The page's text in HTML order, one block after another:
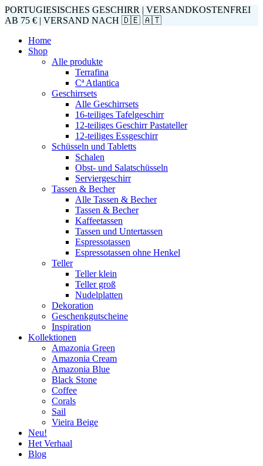
PORTUGIESISCHES GESCHIRR | VERSANDKOSTENFREI
AB 75 € | VERSAND NACH 🇩🇪 🇦🇹
Home
Shop
Alle produkte
Terrafina
Cª Atlantica
Geschirrsets
Alle Geschirrsets
16-teiliges Tafelgeschirr
12-teiliges Geschirr Pastateller
12-teiliges Essgeschirr
Schüsseln und Tabletts
Schalen
Obst- und Salatschüsseln
Serviergeschirr
Tassen & Becher
Alle Tassen & Becher
Tassen & Becher
Kaffeetassen
Tassen und Untertassen
Espressotassen
Espressotassen ohne Henkel
Teller
Teller klein
Teller groß
Nudelplatten
Dekoration
Geschenkgutscheine
Inspiration
Kollektionen
Amazonia Green
Amazonia Cream
Amazonia Blue
Black Stone
Coffee
Corals
Sail
Vieira Beige
Neu!
Het Verhaal
Blog